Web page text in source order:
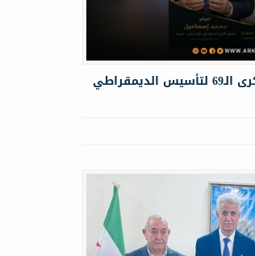
محمد إسماعيل يهنئ بالذكرى الـ69 لتأسيس الديمقراطي